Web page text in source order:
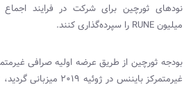
میلیونRUNE را سپرده‌گذاری کنند.
بودجه ثورچین از طریق عرضه اولیه صرافی
غیرمتمرکز بایننس در